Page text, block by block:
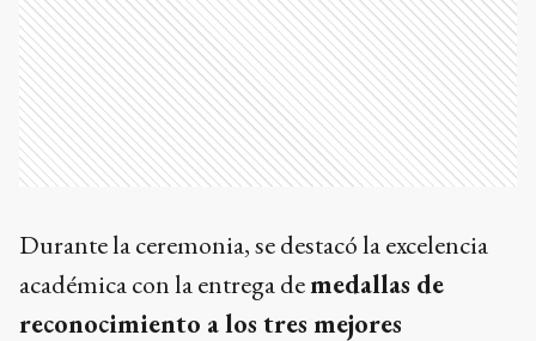
Durante la ceremonia, se destacó la excelencia
académica con la entrega demedallas de
reconocimiento a los tres mejores